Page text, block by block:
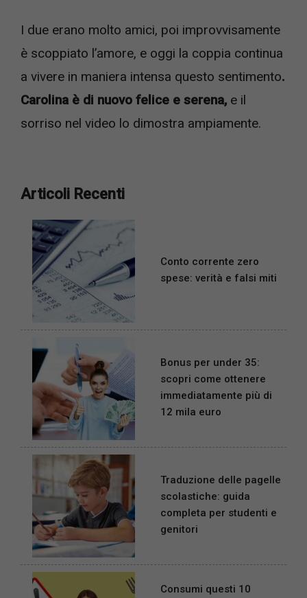
I due erano molto amici, poi improvvisamente
è scoppiato l’amore, e oggi la coppia continua
a vivere in maniera intensa questo sentimento.
Carolina è di nuovo felice e serena, e il
sorriso nel video lo dimostra ampiamente.
Articoli Recenti
Conto corrente zero
spese: verità e falsi miti
Bonus per under 35:
scopri come ottenere
immediatamente più di
12 mila euro
Traduzione delle pagelle
scolastiche: guida
completa per studenti e
genitori
Consumi questi 10